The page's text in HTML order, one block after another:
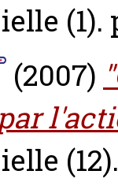
(1).
(2007)